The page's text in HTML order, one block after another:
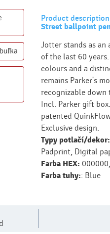
Product description
Street ballpoint
Jotter stands as an
of the last 60
colours and a
remains Parker's
recognizable
Incl. Parker gift
patented
Exclusive design.
Typy potlačí/dekor:
Padprint, Digital
Farba HEX:
Farba tuhy:: Blue